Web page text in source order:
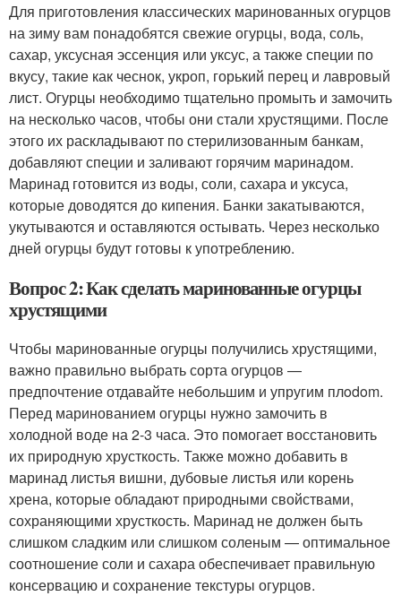
Для приготовления классических маринованных огурцов
на зиму вам понадобятся свежие огурцы, вода, соль,
сахар, уксусная эссенция или уксус, а также специи по
вкусу, такие как чеснок, укроп, горький перец и лавровый
лист. Огурцы необходимо тщательно промыть и замочить
на несколько часов, чтобы они стали хрустящими. После
этого их раскладывают по стерилизованным банкам,
добавляют специи и заливают горячим маринадом.
Маринад готовится из воды, соли, сахара и уксуса,
которые доводятся до кипения. Банки закатываются,
укутываются и оставляются остывать. Через несколько
дней огурцы будут готовы к употреблению.
Вопрос 2: Как сделать маринованные огурцы
хрустящими
Чтобы маринованные огурцы получились хрустящими,
важно правильно выбрать сорта огурцов —
предпочтение отдавайте небольшим и упругим плodom.
Перед маринованием огурцы нужно замочить в
холодной воде на 2-3 часа. Это помогает восстановить
их природную хрусткость. Также можно добавить в
маринад листья вишни, дубовые листья или корень
хрена, которые обладают природными свойствами,
сохраняющими хрусткость. Маринад не должен быть
слишком сладким или слишком соленым — оптимальное
соотношение соли и сахара обеспечивает правильную
консервацию и сохранение текстуры огурцов.